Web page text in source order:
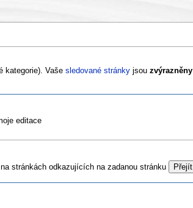
kategorie). Vaše sledované stránkyjsou zvýrazněny.
editace
stránkách odkazujících na zadanou stránku